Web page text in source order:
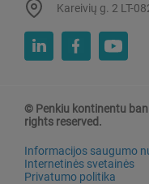
Kareivių g. 2 LT-
© Penkiu kontinentu
rights reserved.
Informacijos saugumo
Internetinės svetainės
Privatumo politika